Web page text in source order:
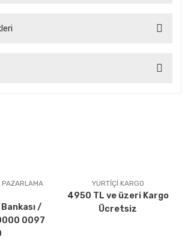
eksik bilgiler bulunuyor.
hatalar bulunuyor.
sitelerden daha pahalı.
farklı alternatifler olmalı.
PAZARLAMA
/
0097
YURTİÇİ KARGO
4950 TL ve üzeri Kargo
Ücretsiz